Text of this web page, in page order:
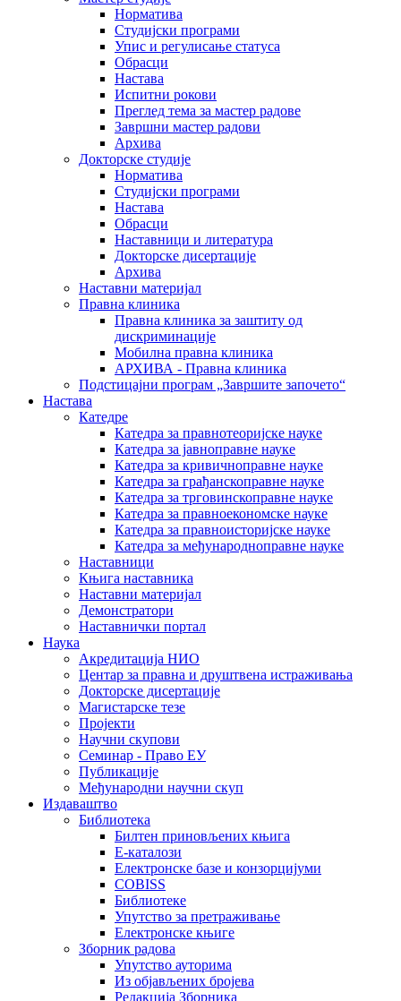
Норматива
Студијски програми
Упис и регулисање статуса
Обрасци
Настава
Испитни рокови
Преглед тема за мастер радове
Завршни мастер радови
Архива
Докторске студије
Норматива
Студијски програми
Настава
Обрасци
Наставници и литература
Докторске дисертације
Архива
Наставни материјал
Правна клиника
Правна клиника за заштиту од
дискриминације
Мобилна правна клиника
АРХИВА - Правна клиника
Подстицајни програм „Завршите започето“
Настава
Катедре
Катедра за правнотеоријске науке
Катедра за јавноправне науке
Катедра за кривичноправне науке
Катедра за грађанскоправне науке
Катедра за трговинскоправне науке
Катедра за правноекономске науке
Катедра за правноисторијске науке
Катедра за међународноправне науке
Наставници
Књига наставника
Наставни материјал
Демонстратори
Наставнички портал
Наука
Акредитација НИО
Центар за правна и друштвена истраживања
Докторске дисертације
Магистарске тезе
Пројекти
Научни скупови
Семинар - Право ЕУ
Публикације
Међународни научни скуп
Издаваштво
Библиотека
Билтен приновљених књига
Е-каталози
Електронске базе и конзорцијуми
COBISS
Библиотеке
Упутство за претраживање
Електронске књиге
Зборник радова
Упутство ауторима
Из објављених бројева
Редакција Зборника